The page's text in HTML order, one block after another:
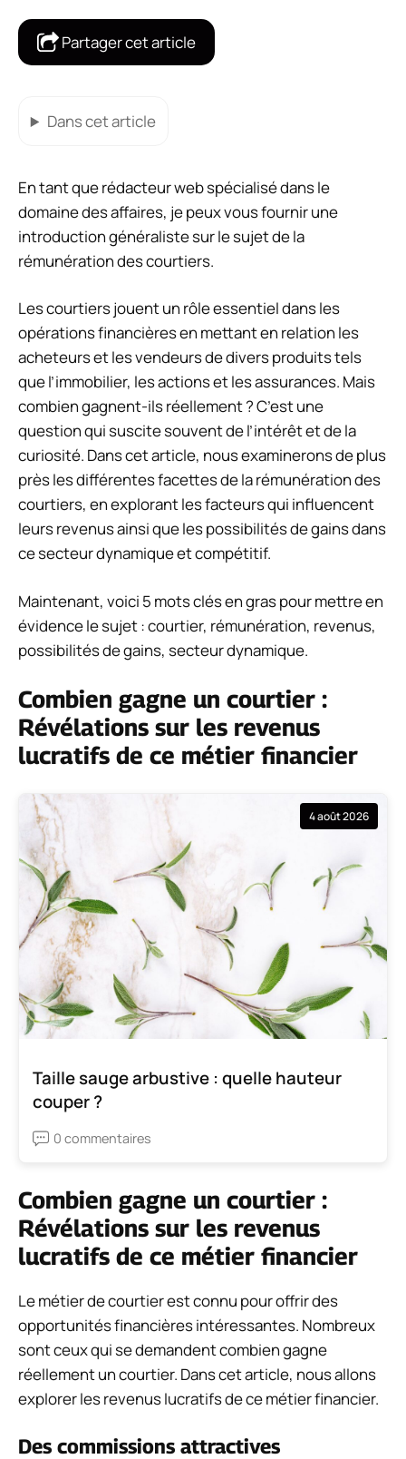
Partager cet article
Dans cet article
En tant que rédacteur web spécialisé dans le
domaine des affaires, je peux vous fournir une
introduction généraliste sur le sujet de la
rémunération des courtiers.
Les courtiers jouent un rôle essentiel dans les
opérations financières en mettant en relation les
acheteurs et les vendeurs de divers produits tels
que l’immobilier, les actions et les assurances. Mais
combien gagnent-ils réellement ? C’est une
question qui suscite souvent de l’intérêt et de la
curiosité. Dans cet article, nous examinerons de plus
près les différentes facettes de la rémunération des
courtiers, en explorant les facteurs qui influencent
leurs revenus ainsi que les possibilités de gains dans
ce secteur dynamique et compétitif.
Maintenant, voici 5 mots clés en gras pour mettre en
évidence le sujet : courtier, rémunération, revenus,
possibilités de gains, secteur dynamique.
Combien gagne un courtier :
Révélations sur les revenus
lucratifs de ce métier financier
4 août 2026
Taille sauge arbustive : quelle hauteur
couper ?
0 commentaires
Combien gagne un courtier :
Révélations sur les revenus
lucratifs de ce métier financier
Le métier de courtier est connu pour offrir des
opportunités financières intéressantes. Nombreux
sont ceux qui se demandent combien gagne
réellement un courtier. Dans cet article, nous allons
explorer les revenus lucratifs de ce métier financier.
Des commissions attractives